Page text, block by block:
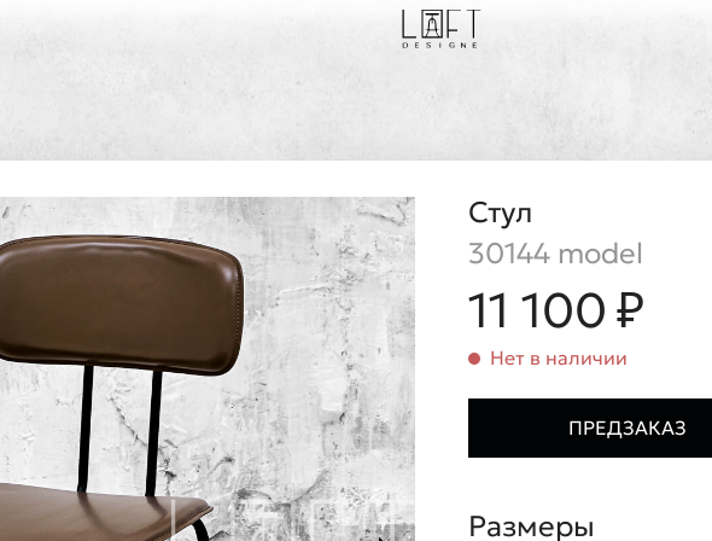
Стул
30144 model
11 100 ₽
Нет в наличии
ПРЕДЗАКАЗ
Размеры